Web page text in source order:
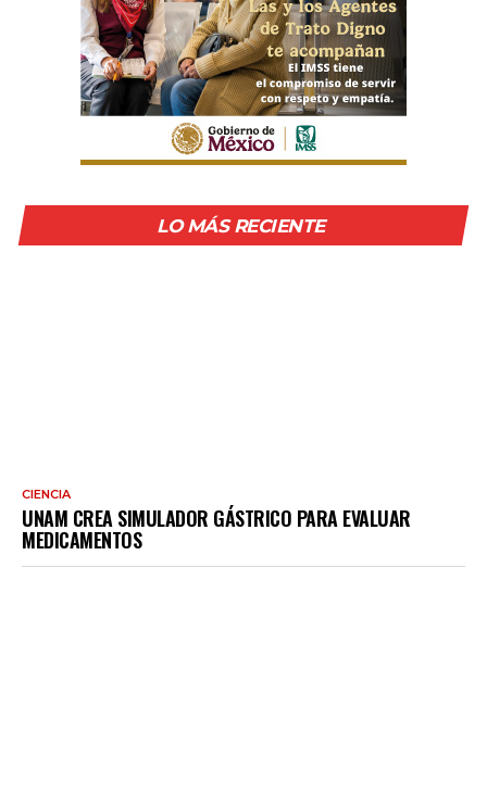
LO MÁS RECIENTE
CIENCIA
UNAM CREA SIMULADOR GÁSTRICO PARA EVALUAR
MEDICAMENTOS